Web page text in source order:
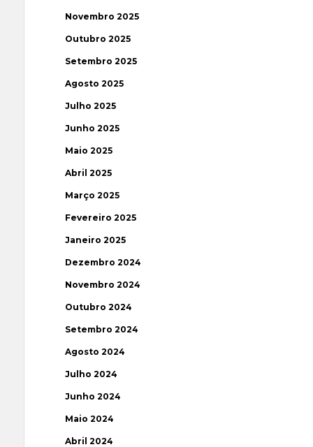
Novembro 2025
Outubro 2025
Setembro 2025
Agosto 2025
Julho 2025
Junho 2025
Maio 2025
Abril 2025
Março 2025
Fevereiro 2025
Janeiro 2025
Dezembro 2024
Novembro 2024
Outubro 2024
Setembro 2024
Agosto 2024
Julho 2024
Junho 2024
Maio 2024
Abril 2024